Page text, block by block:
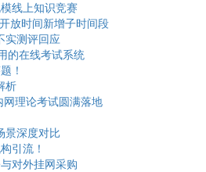
线上知识竞赛
放时间新增子时间段
实测评回应
的在线考试系统
！
析
理论考试圆满落地
景深度对比
引流！
对外挂网采购